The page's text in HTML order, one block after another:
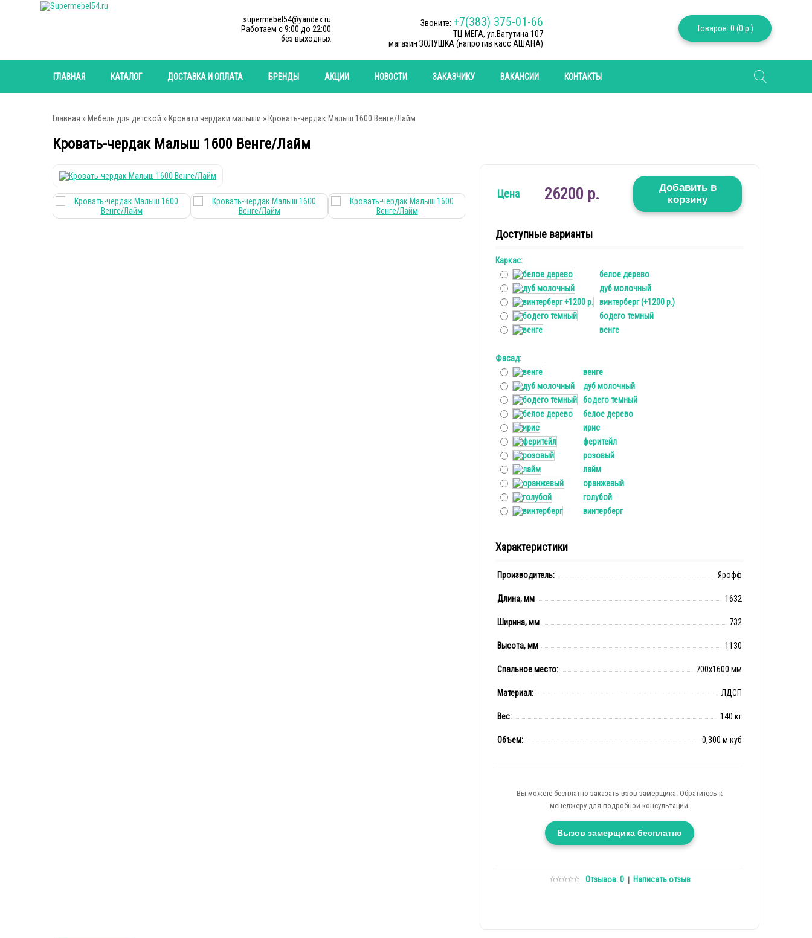
Товаров: 0 (0 р.)
supermebel54@yandex.ru
Работаем c 9:00 до 22:00
без выходных
Звоните: +7(383) 375-01-66
ТЦ МЕГА, ул.Ватутина 107
магазин ЗОЛУШКА (напротив касс АШАНА)
ГЛАВНАЯ КАТАЛОГ ДОСТАВКА И ОПЛАТА БРЕНДЫ АКЦИИ НОВОСТИ ЗАКАЗЧИКУ ВАКАНСИИ КОНТАКТЫ
Главная » Мебель для детской » Кровати чердаки малыши » Кровать-чердак Малыш 1600 Венге/Лайм
Кровать-чердак Малыш 1600 Венге/Лайм
Цена 26200 р.
Добавить в
корзину
Доступные варианты
Каркас:
белое дерево
дуб молочный
винтерберг (+1200 р.)
бодего темный
венге
Фасад:
венге
дуб молочный
бодего темный
белое дерево
ирис
феритейл
розовый
лайм
оранжевый
голубой
винтерберг
Характеристики
Производитель: Ярофф
Длина, мм 1632
Ширина, мм 732
Высота, мм 1130
Спальное место: 700x1600 мм
Материал: ЛДСП
Вес: 140 кг
Объем: 0,300 м куб
Вы можете бесплатно заказать взов замерщика. Обратитесь к
менеджеру для подробной консультации.
Вызов замерщика бесплатно
Отзывов: 0| Написать отзыв